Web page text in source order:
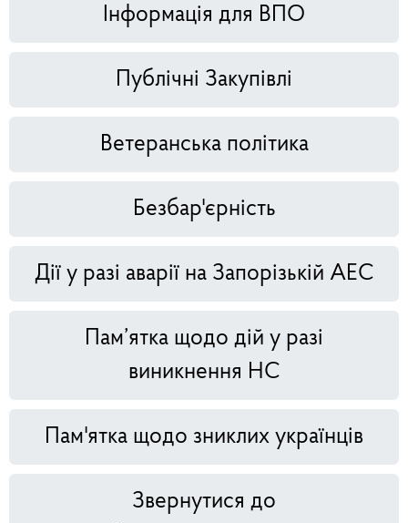
Інформація для ВПО
Публічні Закупівлі
Ветеранська політика
Безбар'єрність
Дії у разі аварії на Запорізькій АЕС
Пам’ятка щодо дій у разі
виникнення НС
Пам'ятка щодо зниклих українців
Звернутися до